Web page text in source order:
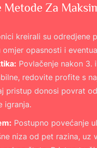
Metode Za
kreirali su odredjene
omjer opasnosti i
Povlačenje nakon
redovite profite s
pristup donosi povrat
igranja.
Postupno povećanje
niza od pet razina, uz